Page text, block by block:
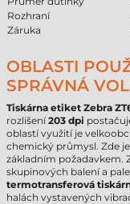
Rozhraní
Záruka
OBLASTI
SPRÁVNÁ
Tiskárna etiket Zebra
rozlišení203 dpi
oblastí využití je
chemický průmysl. Zde
základním požadavkem.
skupinových balení a
termotransferová
halách vystavených